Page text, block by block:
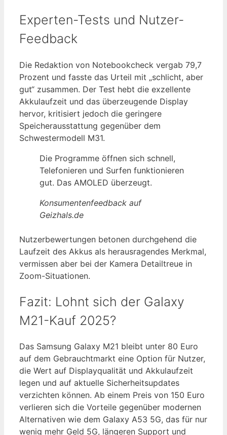
Experten-Tests und Nutzer-
Feedback
Die Redaktion von Notebookcheck vergab 79,7
Prozent und fasste das Urteil mit „schlicht, aber
gut“ zusammen. Der Test hebt die exzellente
Akkulaufzeit und das überzeugende Display
hervor, kritisiert jedoch die geringere
Speicherausstattung gegenüber dem
Schwestermodell M31.
Die Programme öffnen sich schnell,
Telefonieren und Surfen funktionieren
gut. Das AMOLED überzeugt.
Konsumentenfeedback auf
Geizhals.de
Nutzerbewertungen betonen durchgehend die
Laufzeit des Akkus als herausragendes Merkmal,
vermissen aber bei der Kamera Detailtreue in
Zoom-Situationen.
Fazit: Lohnt sich der Galaxy
M21-Kauf 2025?
Das Samsung Galaxy M21 bleibt unter 80 Euro
auf dem Gebrauchtmarkt eine Option für Nutzer,
die Wert auf Displayqualität und Akkulaufzeit
legen und auf aktuelle Sicherheitsupdates
verzichten können. Ab einem Preis von 150 Euro
verlieren sich die Vorteile gegenüber modernen
Alternativen wie dem Galaxy A53 5G, das für nur
wenig mehr Geld 5G, längeren Support und